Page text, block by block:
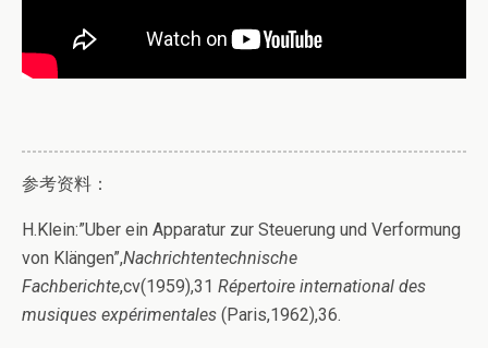
参考资料：
H.Klein:”Uber ein Apparatur zur Steuerung und Verformung
von Klängen”,Nachrichtentechnische
Fachberichte,cv(1959),31 Répertoire international des
musiques expérimentales (Paris,1962),36.